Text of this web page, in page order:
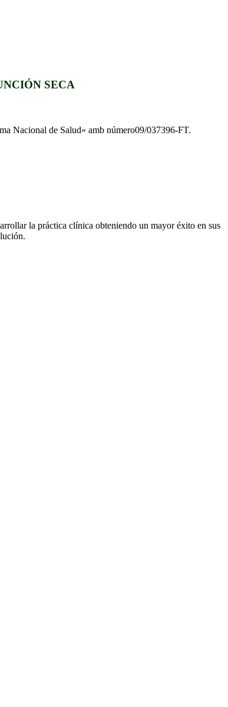
SECA
Nacional de Salud» amb número09/037396-FT.
la práctica clínica obteniendo un mayor éxito en sus